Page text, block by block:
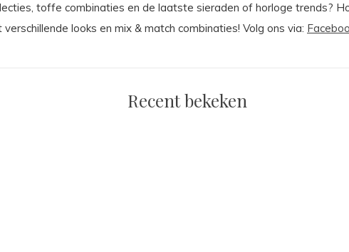
toffe combinaties en de laatste sieraden of horloge trends?
looks en mix & match combinaties! Volg ons via:
Recent bekeken